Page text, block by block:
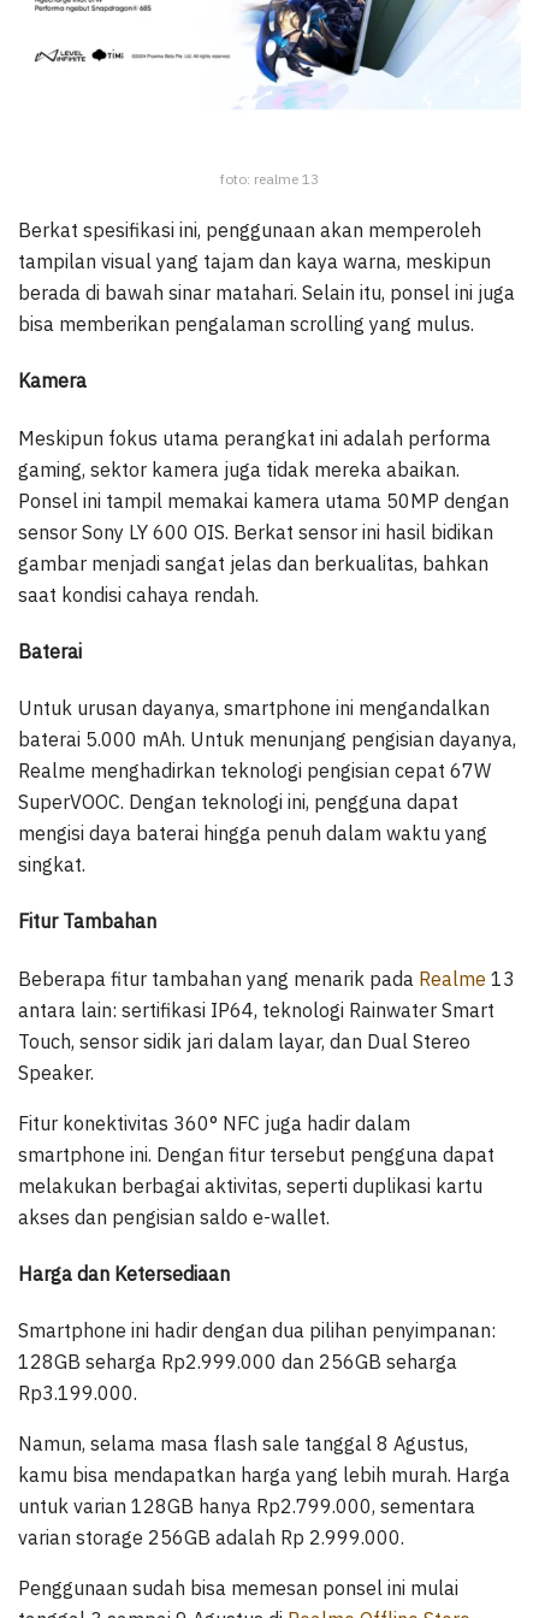
foto: realme 13
Berkat spesifikasi ini, penggunaan akan memperoleh
tampilan visual yang tajam dan kaya warna, meskipun
berada di bawah sinar matahari. Selain itu, ponsel ini juga
bisa memberikan pengalaman scrolling yang mulus.
Kamera
Meskipun fokus utama perangkat ini adalah performa
gaming, sektor kamera juga tidak mereka abaikan.
Ponsel ini tampil memakai kamera utama 50MP dengan
sensor Sony LY 600 OIS. Berkat sensor ini hasil bidikan
gambar menjadi sangat jelas dan berkualitas, bahkan
saat kondisi cahaya rendah.
Baterai
Untuk urusan dayanya, smartphone ini mengandalkan
baterai 5.000 mAh. Untuk menunjang pengisian dayanya,
Realme menghadirkan teknologi pengisian cepat 67W
SuperVOOC. Dengan teknologi ini, pengguna dapat
mengisi daya baterai hingga penuh dalam waktu yang
singkat.
Fitur Tambahan
Beberapa fitur tambahan yang menarik pada Realme 13
antara lain: sertifikasi IP64, teknologi Rainwater Smart
Touch, sensor sidik jari dalam layar, dan Dual Stereo
Speaker.
Fitur konektivitas 360° NFC juga hadir dalam
smartphone ini. Dengan fitur tersebut pengguna dapat
melakukan berbagai aktivitas, seperti duplikasi kartu
akses dan pengisian saldo e-wallet.
Harga dan Ketersediaan
Smartphone ini hadir dengan dua pilihan penyimpanan:
128GB seharga Rp2.999.000 dan 256GB seharga
Rp3.199.000.
Namun, selama masa flash sale tanggal 8 Agustus,
kamu bisa mendapatkan harga yang lebih murah. Harga
untuk varian 128GB hanya Rp2.799.000, sementara
varian storage 256GB adalah Rp 2.999.000.
Penggunaan sudah bisa memesan ponsel ini mulai